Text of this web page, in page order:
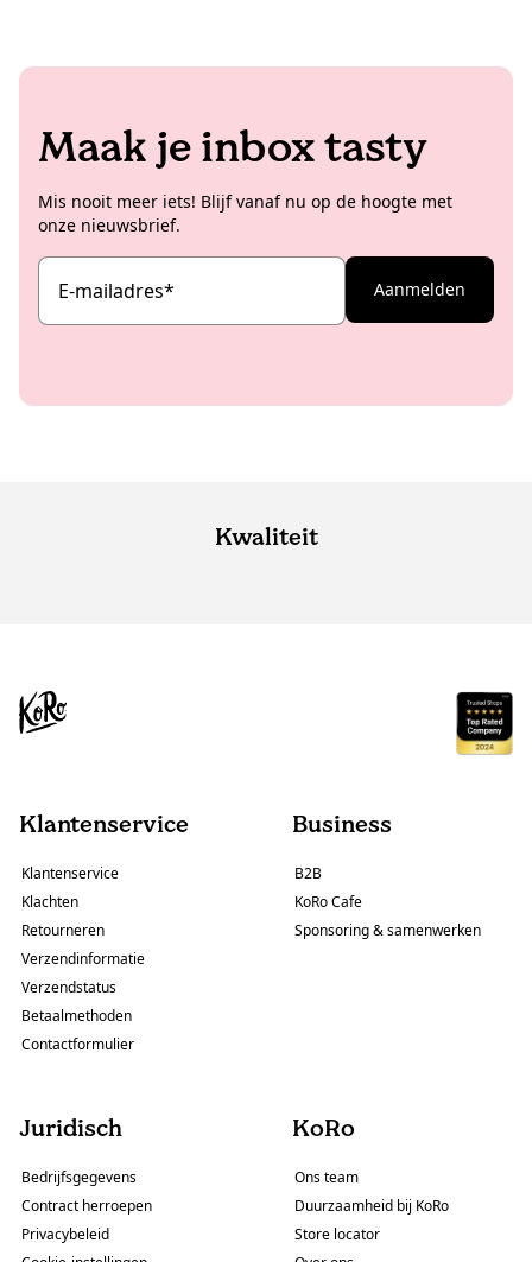
Maak je inbox tasty
Mis nooit meer iets! Blijf vanaf nu op de hoogte met
onze nieuwsbrief.
E-mailadres* Aanmelden
Kwaliteit
Klantenservice
Klantenservice
Klachten
Retourneren
Verzendinformatie
Verzendstatus
Betaalmethoden
Contactformulier
Business
B2B
KoRo Cafe
Sponsoring & samenwerken
Juridisch
Bedrijfsgegevens
Contract herroepen
Privacybeleid
KoRo
Ons team
Duurzaamheid bij KoRo
Store locator